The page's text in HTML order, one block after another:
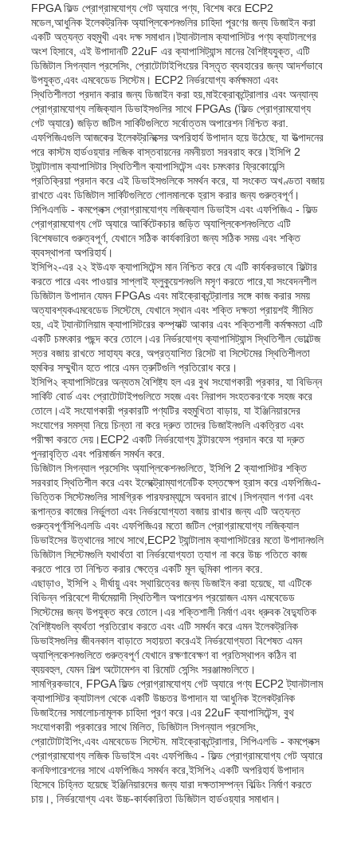
বাড়ি
পণ্য
ভিডিও
আমাদের সম্পর্কে
কারখানা পরিদর্শন
গুণমান নিয়ন্ত্রণ
FPGA ফিল্ড প্রোগ্রামযোগ্য গেট অ্যারে পণ্য, বিশেষ করে ECP2
মডেল,আধুনিক ইলেকট্রনিক অ্যাপ্লিকেশনগুলির চাহিদা পূরণের জন্য ডিজাইন করা
একটি অত্যন্ত বহুমুখী এবং দক্ষ সমাধান।ট্যানটালাম ক্যাপাসিটর পণ্য ক্যাটালগের
অংশ হিসাবে, এই উপাদানটি 22uF এর ক্যাপাসিট্যান্স মানের বৈশিষ্ট্যযুক্ত, এটি
ডিজিটাল সিগন্যাল প্রসেসিং, প্রোটোটাইপিংয়ের বিস্তৃত ব্যবহারের জন্য আদর্শভাবে
উপযুক্ত,এবং এমবেডেড সিস্টেম। ECP2 নির্ভরযোগ্য কর্মক্ষমতা এবং
স্থিতিশীলতা প্রদান করার জন্য ডিজাইন করা হয়,মাইক্রোকন্ট্রোলার এবং অন্যান্য
প্রোগ্রামযোগ্য লজিক্যাল ডিভাইসগুলির সাথে FPGAs (ফিল্ড প্রোগ্রামযোগ্য
গেট অ্যারে) জড়িত জটিল সার্কিটগুলিতে সর্বোত্তম অপারেশন নিশ্চিত করা.
এফপিজিএগুলি আজকের ইলেকট্রনিক্সের অপরিহার্য উপাদান হয়ে উঠেছে, যা উত্পাদনের
পরে কাস্টম হার্ডওয়্যার লজিক বাস্তবায়নের নমনীয়তা সরবরাহ করে।ইসিপি 2
ট্যান্টালাম ক্যাপাসিটার স্থিতিশীল ক্যাপাসিটেন্স এবং চমৎকার ফ্রিকোয়েন্সি
প্রতিক্রিয়া প্রদান করে এই ডিভাইসগুলিকে সমর্থন করে, যা সংকেত অখণ্ডতা বজায়
রাখতে এবং ডিজিটাল সার্কিটগুলিতে গোলমালকে হ্রাস করার জন্য গুরুত্বপূর্ণ।
সিপিএলডি - কমপ্লেক্স প্রোগ্রামযোগ্য লজিক্যাল ডিভাইস এবং এফপিজিএ - ফিল্ড
প্রোগ্রামযোগ্য গেট অ্যারে আর্কিটেকচার জড়িত অ্যাপ্লিকেশনগুলিতে এটি
বিশেষভাবে গুরুত্বপূর্ণ, যেখানে সঠিক কার্যকারিতা জন্য সঠিক সময় এবং শক্তি
ব্যবস্থাপনা অপরিহার্য।
ইসিপি২-এর ২২ ইউএফ ক্যাপাসিটেন্স মান নিশ্চিত করে যে এটি কার্যকরভাবে ফিল্টার
করতে পারে এবং পাওয়ার সাপ্লাই ফ্লুকুয়েশনগুলি মসৃণ করতে পারে,যা সংবেদনশীল
ডিজিটাল উপাদান যেমন FPGAs এবং মাইক্রোকন্ট্রোলার সঙ্গে কাজ করার সময়
অত্যাবশ্যকএমবেডেড সিস্টেমে, যেখানে স্থান এবং শক্তি দক্ষতা প্রায়শই সীমিত
হয়, এই ট্যানটালিয়াম ক্যাপাসিটরের কম্প্যাক্ট আকার এবং শক্তিশালী কর্মক্ষমতা এটি
একটি চমৎকার পছন্দ করে তোলে।এর নির্ভরযোগ্য ক্যাপাসিট্যান্স স্থিতিশীল ভোল্টেজ
স্তর বজায় রাখতে সাহায্য করে, অপ্রত্যাশিত রিসেট বা সিস্টেমের স্থিতিশীলতা
হুমকির সম্মুখীন হতে পারে এমন ত্রুটিগুলি প্রতিরোধ করে।
ইসিপি২ ক্যাপাসিটরের অন্যতম বৈশিষ্ট্য হল এর বুথ সংযোগকারী প্রকার, যা বিভিন্ন
সার্কিট বোর্ড এবং প্রোটোটাইপগুলিতে সহজ এবং নিরাপদ সংহতকরণকে সহজ করে
তোলে।এই সংযোগকারী প্রকারটি পণ্যটির বহুমুখিতা বাড়ায়, যা ইঞ্জিনিয়ারদের
সংযোগের সমস্যা নিয়ে চিন্তা না করে দ্রুত তাদের ডিজাইনগুলি একত্রিত এবং
পরীক্ষা করতে দেয়।ECP2 একটি নির্ভরযোগ্য ইন্টারফেস প্রদান করে যা দ্রুত
পুনরাবৃত্তি এবং পরিমার্জন সমর্থন করে.
ডিজিটাল সিগন্যাল প্রসেসিং অ্যাপ্লিকেশনগুলিতে, ইসিপি 2 ক্যাপাসিটর শক্তি
সরবরাহ স্থিতিশীল করে এবং ইলেক্ট্রোম্যাগনেটিক হস্তক্ষেপ হ্রাস করে এফপিজিএ-
ভিত্তিক সিস্টেমগুলির সামগ্রিক পারফরম্যান্সে অবদান রাখে।সিগন্যাল গণনা এবং
রূপান্তর কাজের নির্ভুলতা এবং নির্ভরযোগ্যতা বজায় রাখার জন্য এটি অত্যন্ত
গুরুত্বপূর্ণসিপিএলডি এবং এফপিজিএর মতো জটিল প্রোগ্রামযোগ্য লজিক্যাল
ডিভাইসের উত্থানের সাথে সাথে,ECP2 ট্যান্টালাম ক্যাপাসিটরের মতো উপাদানগুলি
ডিজিটাল সিস্টেমগুলি যথার্থতা বা নির্ভরযোগ্যতা ত্যাগ না করে উচ্চ গতিতে কাজ
করতে পারে তা নিশ্চিত করার ক্ষেত্রে একটি মূল ভূমিকা পালন করে.
এছাড়াও, ইসিপি ২ দীর্ঘায়ু এবং স্থায়িত্বের জন্য ডিজাইন করা হয়েছে, যা এটিকে
বিভিন্ন পরিবেশে দীর্ঘমেয়াদী স্থিতিশীল অপারেশন প্রয়োজন এমন এমবেডেড
সিস্টেমের জন্য উপযুক্ত করে তোলে।এর শক্তিশালী নির্মাণ এবং ধ্রুবক বৈদ্যুতিক
বৈশিষ্ট্যগুলি ব্যর্থতা প্রতিরোধ করতে এবং এটি সমর্থন করে এমন ইলেকট্রনিক
ডিভাইসগুলির জীবনকাল বাড়াতে সহায়তা করেএই নির্ভরযোগ্যতা বিশেষত এমন
অ্যাপ্লিকেশনগুলিতে গুরুত্বপূর্ণ যেখানে রক্ষণাবেক্ষণ বা প্রতিস্থাপন কঠিন বা
ব্যয়বহুল, যেমন শিল্প অটোমেশন বা রিমোট সেন্সিং সরঞ্জামগুলিতে।
সামগ্রিকভাবে, FPGA ফিল্ড প্রোগ্রামযোগ্য গেট অ্যারে পণ্য ECP2 ট্যানটালাম
ক্যাপাসিটর ক্যাটালগ থেকে একটি উচ্চতর উপাদান যা আধুনিক ইলেকট্রনিক
ডিজাইনের সমালোচনামূলক চাহিদা পূরণ করে।এর 22uF ক্যাপাসিটেন্স, বুথ
সংযোগকারী প্রকারের সাথে মিলিত, ডিজিটাল সিগন্যাল প্রসেসিং,
প্রোটোটাইপিং,এবং এমবেডেড সিস্টেম. মাইক্রোকন্ট্রোলার, সিপিএলডি - কমপ্লেক্স
প্রোগ্রামযোগ্য লজিক ডিভাইস এবং এফপিজিএ - ফিল্ড প্রোগ্রামযোগ্য গেট অ্যারে
কনফিগারেশনের সাথে এফপিজিএ সমর্থন করে,ইসিপি২ একটি অপরিহার্য উপাদান
হিসেবে চিহ্নিত হয়েছে ইঞ্জিনিয়ারদের জন্য যারা দক্ষতাসম্পন্ন বিল্ডিং নির্মাণ করতে
চায়।, নির্ভরযোগ্য এবং উচ্চ-কার্যকারিতা ডিজিটাল হার্ডওয়্যার সমাধান।